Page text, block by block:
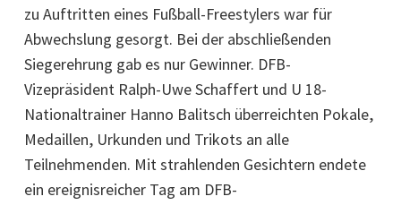
zu Auftritten eines Fußball-Freestylers war für
Abwechslung gesorgt. Bei der abschließenden
Siegerehrung gab es nur Gewinner. DFB-
Vizepräsident Ralph-Uwe Schaffert und U 18-
Nationaltrainer Hanno Balitsch überreichten Pokale,
Medaillen, Urkunden und Trikots an alle
Teilnehmenden. Mit strahlenden Gesichtern endete
ein ereignisreicher Tag am DFB-